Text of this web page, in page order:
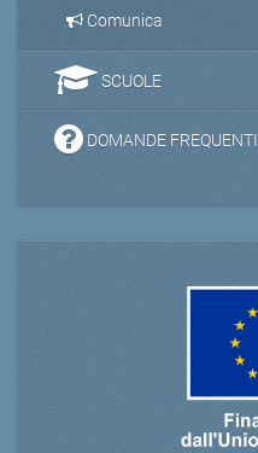
Comunica
SCUOLE
DOMANDE FREQUENTI